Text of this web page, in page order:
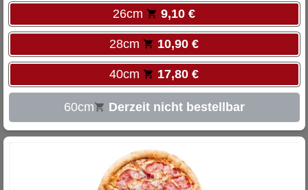
26cm 9,10 €
28cm 10,90 €
40cm 17,80 €
60cm Derzeit nicht bestellbar